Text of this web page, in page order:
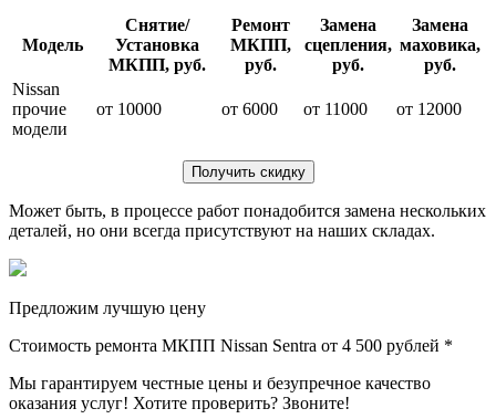
Модель
Снятие/
Установка
МКПП, руб.
Ремонт
МКПП,
руб.
Замена
сцепления,
руб.
Замена
маховика,
руб.
Nissan
прочие
модели
от 10000 от 6000 от 11000 от 12000
Получить скидку
Может быть, в процессе работ понадобится замена нескольких
деталей, но они всегда присутствуют на наших складах.
Предложим лучшую цену
Стоимость ремонта МКПП Nissan Sentra от 4 500 рублей *
Мы гарантируем честные цены и безупречное качество
оказания услуг! Хотите проверить? Звоните!